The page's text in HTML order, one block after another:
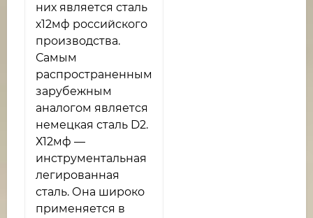
них является сталь
х12мф российского
производства.
Самым
распространенным
зарубежным
аналогом является
немецкая сталь D2.
Х12мф —
инструментальная
легированная
сталь. Она широко
применяется в